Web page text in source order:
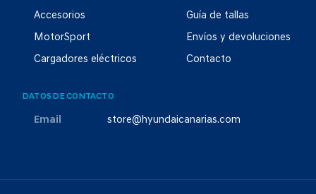
Accesorios
MotorSport
Cargadores eléctricos
Guía de tallas
Envíos y devoluciones
Contacto
DATOS DE CONTACTO
Email store@hyundaicanarias.com